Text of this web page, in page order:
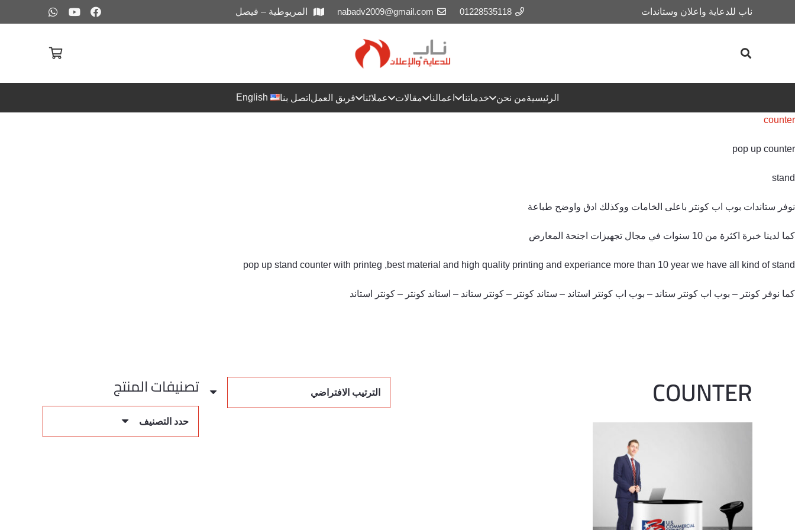
ناب للدعاية واعلان وستاندات 01228535118
nabadv2009@gmail.com المريوطية – فيصل
الرئيسيةمن نحن خدماتنا اعمالنا مقالات عملائنا فريق العمل اتصل بنا English
counter
pop up counter
stand
نوفر ستاندات بوب اب كونتر باعلى الخامات ووكذلك ادق واوضح طباعة
كما لدينا خبرة اكثرة من 10 سنوات في مجال تجهيزات اجنحة المعارض
pop up stand counter with printeg ,best material and high quality printing and experiance more than 10 year we have all kind of stand
كما نوفر كونتر – بوب اب كونتر ستاند – بوب اب كونتر استاند – ستاند كونتر – كونتر ستاند – استاند كونتر – كونتر استاند
COUNTER تصنيفات المنتج
حدد التصنيف